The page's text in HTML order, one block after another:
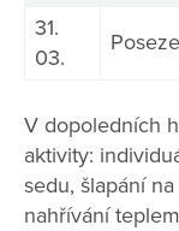
31.
03.
V dopoledních
aktivity:
sedu, šlapání
nahřívání